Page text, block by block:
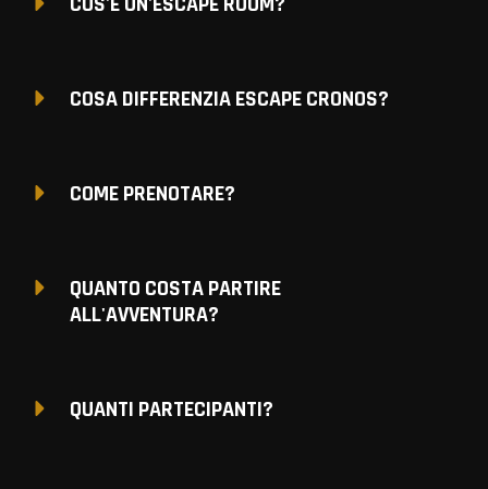
COSA DIFFERENZIA ESCAPE CRONOS?
COME PRENOTARE?
QUANTO COSTA PARTIRE
ALL'AVVENTURA?
QUANTI PARTECIPANTI?